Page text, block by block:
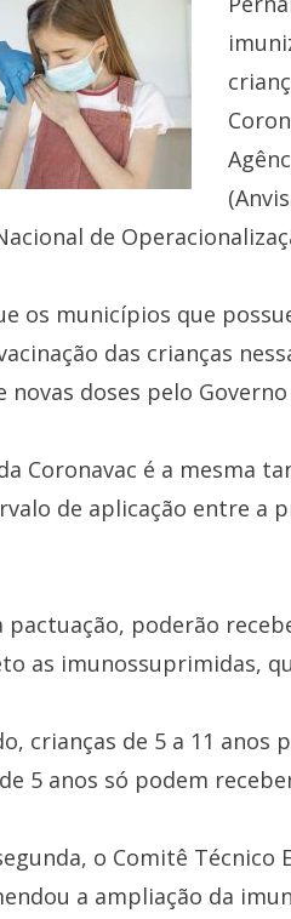
de
os municípios que
das crianças
novas doses pelo
Coronavac é a mesma
de aplicação entre a
pactuação, poderão
as imunossuprimidas,
crianças de 5 a 11 anos
5 anos só podem
o Comitê Técnico
a ampliação da